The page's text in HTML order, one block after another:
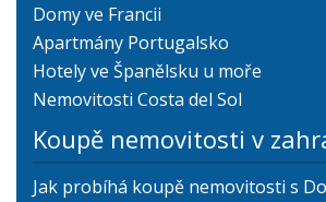
Domy ve Francii
Apartmány Portugalsko
Hotely ve Španělsku u moře
Nemovitosti Costa del Sol
Koupě nemovitosti v
Jak probíhá koupě nemovitosti s